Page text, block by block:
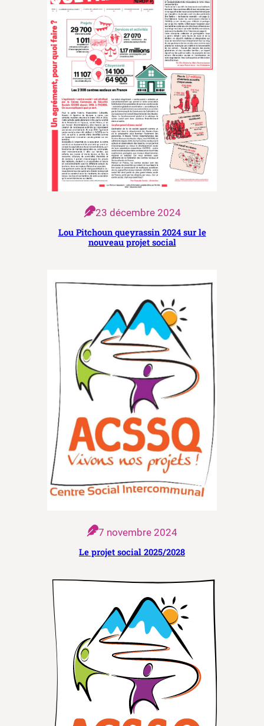
23 décembre 2024
Lou Pitchoun queyrassin 2024 sur le
nouveau projet social
7 novembre 2024
Le projet social 2025/2028